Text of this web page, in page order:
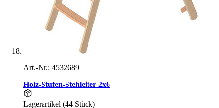
Art.-Nr.: 4532689
Holz-Stufen-Stehleiter 2x6
Lagerartikel (44 Stück)